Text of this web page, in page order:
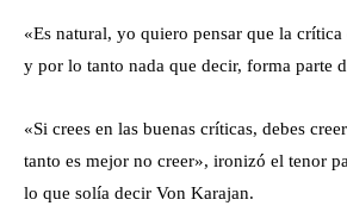
«Es natural, yo quiero pensar que la
y por lo tanto nada que decir, forma parte
«Si crees en las buenas críticas, debes
tanto es mejor no creer», ironizó el tenor
lo que solía decir Von Karajan.